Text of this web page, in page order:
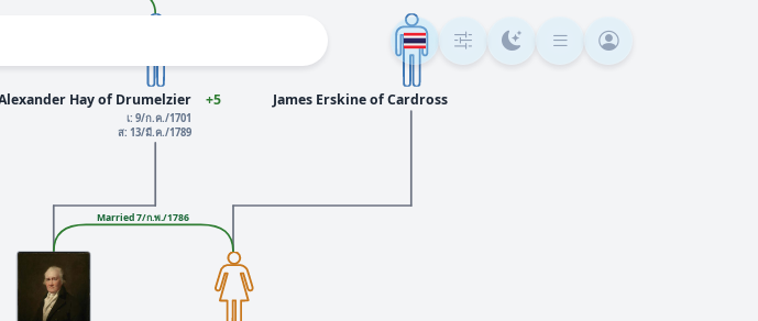
Married 7/ก.พ./1786
Hay of Drumelzier
เ: 9/ก.ค./1701
ส: 13/มี.ค./1789
+5 James Erskine of Cardross